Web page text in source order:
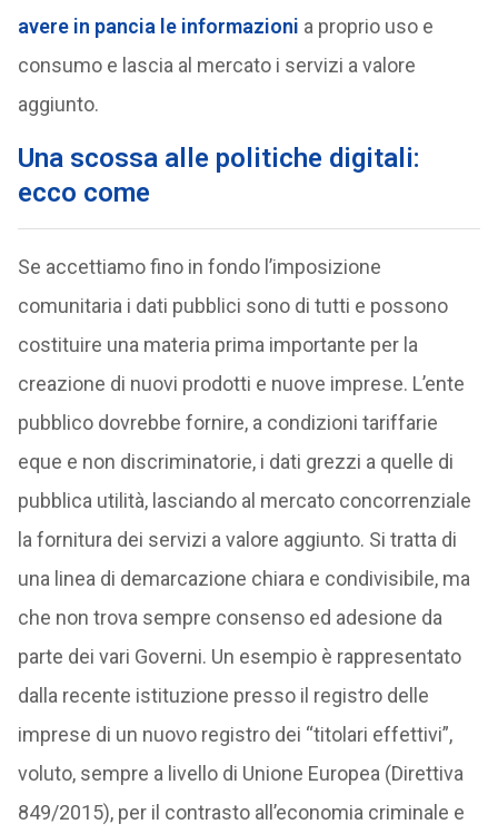
avere in pancia le informazioni a proprio uso e
consumo e lascia al mercato i servizi a valore
aggiunto.
Una scossa alle politiche digitali:
ecco come
Se accettiamo fino in fondo l’imposizione
comunitaria i dati pubblici sono di tutti e possono
costituire una materia prima importante per la
creazione di nuovi prodotti e nuove imprese. L’ente
pubblico dovrebbe fornire, a condizioni tariffarie
eque e non discriminatorie, i dati grezzi a quelle di
pubblica utilità, lasciando al mercato concorrenziale
la fornitura dei servizi a valore aggiunto. Si tratta di
una linea di demarcazione chiara e condivisibile, ma
che non trova sempre consenso ed adesione da
parte dei vari Governi. Un esempio è rappresentato
dalla recente istituzione presso il registro delle
imprese di un nuovo registro dei “titolari effettivi”,
voluto, sempre a livello di Unione Europea (Direttiva
849/2015), per il contrasto all’economia criminale e